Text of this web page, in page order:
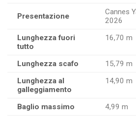
Presentazione
Cannes
2026
Lunghezza fuori
tutto
16,70 m
Lunghezza scafo
15,79 m
Lunghezza al
galleggiamento
14,90 m
Baglio massimo
4,99 m